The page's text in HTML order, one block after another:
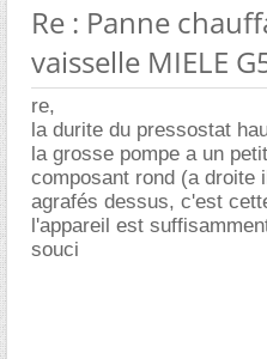
Re : Panne
vaisselle MIELE
re,
la durite du pressostat
la grosse pompe a un
composant rond (a droite
agrafés dessus, c'est
l'appareil est
souci